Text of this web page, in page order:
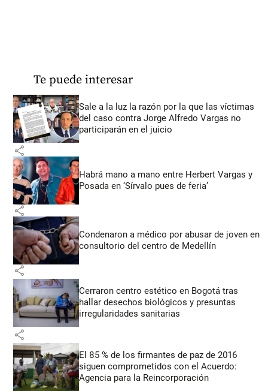
Te puede interesar
Sale a la luz la razón por la que las víctimas
del caso contra Jorge Alfredo Vargas no
participarán en el juicio
share
Habrá mano a mano entre Herbert Vargas y
Posada en ‘Sírvalo pues de feria’
share
Condenaron a médico por abusar de joven en
consultorio del centro de Medellín
share
Cerraron centro estético en Bogotá tras
hallar desechos biológicos y presuntas
irregularidades sanitarias
share
El 85 % de los firmantes de paz de 2016
siguen comprometidos con el Acuerdo:
Agencia para la Reincorporación